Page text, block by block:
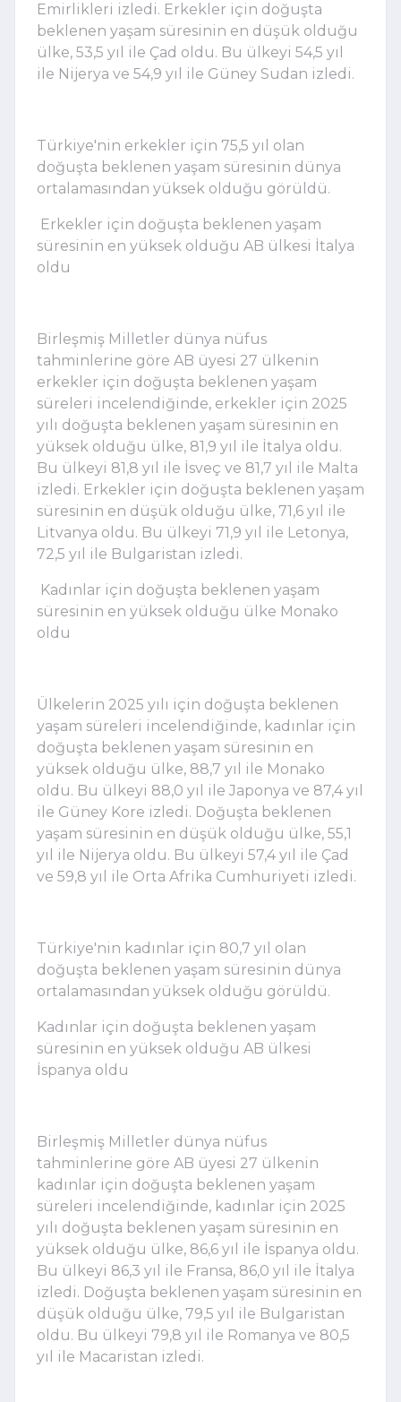
Emirlikleri izledi. Erkekler için doğuşta
beklenen yaşam süresinin en düşük olduğu
ülke, 53,5 yıl ile Çad oldu. Bu ülkeyi 54,5 yıl
ile Nijerya ve 54,9 yıl ile Güney Sudan izledi.
Türkiye'nin erkekler için 75,5 yıl olan
doğuşta beklenen yaşam süresinin dünya
ortalamasından yüksek olduğu görüldü.
Erkekler için doğuşta beklenen yaşam
süresinin en yüksek olduğu AB ülkesi İtalya
oldu
Birleşmiş Milletler dünya nüfus
tahminlerine göre AB üyesi 27 ülkenin
erkekler için doğuşta beklenen yaşam
süreleri incelendiğinde, erkekler için 2025
yılı doğuşta beklenen yaşam süresinin en
yüksek olduğu ülke, 81,9 yıl ile İtalya oldu.
Bu ülkeyi 81,8 yıl ile İsveç ve 81,7 yıl ile Malta
izledi. Erkekler için doğuşta beklenen yaşam
süresinin en düşük olduğu ülke, 71,6 yıl ile
Litvanya oldu. Bu ülkeyi 71,9 yıl ile Letonya,
72,5 yıl ile Bulgaristan izledi.
Kadınlar için doğuşta beklenen yaşam
süresinin en yüksek olduğu ülke Monako
oldu
Ülkelerin 2025 yılı için doğuşta beklenen
yaşam süreleri incelendiğinde, kadınlar için
doğuşta beklenen yaşam süresinin en
yüksek olduğu ülke, 88,7 yıl ile Monako
oldu. Bu ülkeyi 88,0 yıl ile Japonya ve 87,4 yıl
ile Güney Kore izledi. Doğuşta beklenen
yaşam süresinin en düşük olduğu ülke, 55,1
yıl ile Nijerya oldu. Bu ülkeyi 57,4 yıl ile Çad
ve 59,8 yıl ile Orta Afrika Cumhuriyeti izledi.
Türkiye'nin kadınlar için 80,7 yıl olan
doğuşta beklenen yaşam süresinin dünya
ortalamasından yüksek olduğu görüldü.
Kadınlar için doğuşta beklenen yaşam
süresinin en yüksek olduğu AB ülkesi
İspanya oldu
Birleşmiş Milletler dünya nüfus
tahminlerine göre AB üyesi 27 ülkenin
kadınlar için doğuşta beklenen yaşam
süreleri incelendiğinde, kadınlar için 2025
yılı doğuşta beklenen yaşam süresinin en
yüksek olduğu ülke, 86,6 yıl ile İspanya oldu.
Bu ülkeyi 86,3 yıl ile Fransa, 86,0 yıl ile İtalya
izledi. Doğuşta beklenen yaşam süresinin en
düşük olduğu ülke, 79,5 yıl ile Bulgaristan
oldu. Bu ülkeyi 79,8 yıl ile Romanya ve 80,5
yıl ile Macaristan izledi.